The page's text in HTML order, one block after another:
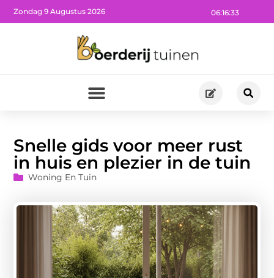
06:16:34
Zondag 9 Augustus 2026
Snelle gids voor meer rust
in huis en plezier in de tuin
Woning En Tuin